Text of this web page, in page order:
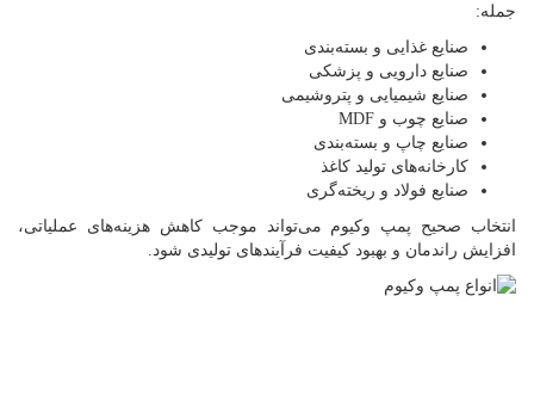
جمله:
صنایع غذایی و بسته‌بندی
صنایع دارویی و پزشکی
صنایع شیمیایی و پتروشیمی
صنایع چوب و MDF
صنایع چاپ و بسته‌بندی
کارخانه‌های تولید کاغذ
صنایع فولاد و ریخته‌گری
انتخاب صحیح پمپ وکیوم می‌تواند موجب کاهش هزینه‌های عملیاتی،
افزایش راندمان و بهبود کیفیت فرآیندهای تولیدی شود.